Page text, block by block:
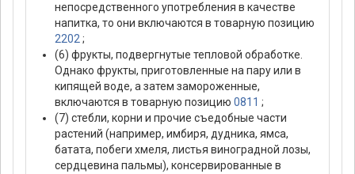
непосредственного употребления в качестве
напитка, то они включаются в товарную позицию
2202 ;
(6) фрукты, подвергнутые тепловой обработке.
Однако фрукты, приготовленные на пару или в
кипящей воде, а затем замороженные,
включаются в товарную позицию 0811 ;
(7) стебли, корни и прочие съедобные части
растений (например, имбиря, дудника, ямса,
батата, побеги хмеля, листья виноградной лозы,
сердцевина пальмы), консервированные в